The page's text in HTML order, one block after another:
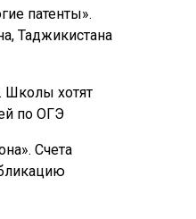
патенты».
Таджикистана
Школы хотят
по ОГЭ
Счета